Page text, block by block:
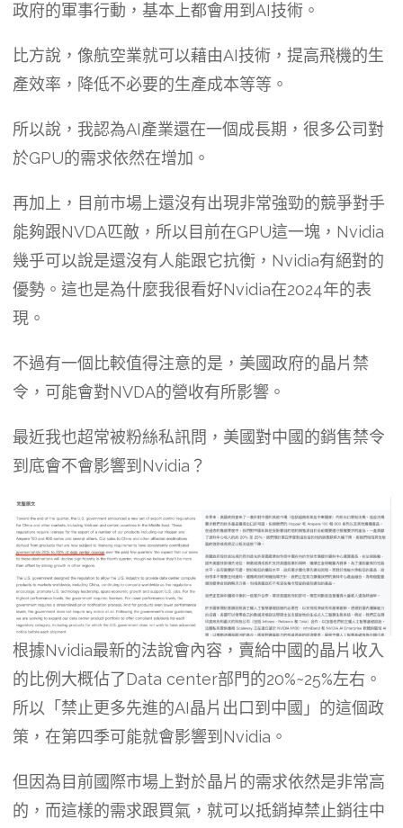
政府的軍事行動，基本上都會用到AI技術。
比方說，像航空業就可以藉由AI技術，提高飛機的生
產效率，降低不必要的生產成本等等。
所以說，我認為AI產業還在一個成長期，很多公司對
於GPU的需求依然在增加。
再加上，目前市場上還沒有出現非常強勁的競爭對手
能夠跟NVDA匹敵，所以目前在GPU這一塊，Nvidia
幾乎可以說是還沒有人能跟它抗衡，Nvidia有絕對的
優勢。這也是為什麼我很看好Nvidia在2024年的表
現。
不過有一個比較值得注意的是，美國政府的晶片禁
令，可能會對NVDA的營收有所影響。
最近我也超常被粉絲私訊問，美國對中國的銷售禁令
到底會不會影響到Nvidia？
根據Nvidia最新的法說會內容，賣給中國的晶片收入
的比例大概佔了Data center部門的20%~25%左右。
所以「禁止更多先進的AI晶片出口到中國」的這個政
策，在第四季可能就會影響到Nvidia。
但因為目前國際市場上對於晶片的需求依然是非常高
的，而這樣的需求跟買氣，就可以抵銷掉禁止銷往中